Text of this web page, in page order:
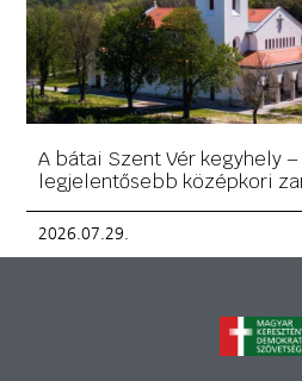
A bátai Szent Vér kegyhely
legjelentősebb középkori
2026.07.29.